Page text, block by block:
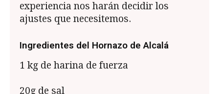
experiencia nos harán decidir los
ajustes que necesitemos.
Ingredientes del Hornazo de Alcalá
1 kg de harina de fuerza
20g de sal